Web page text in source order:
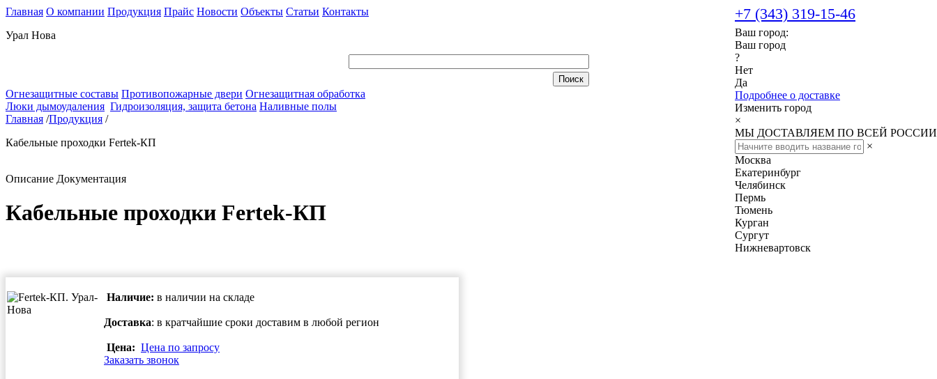
Главная О компании Продукция Прайс Новости Объекты Статьи Контакты
Урал Нова
+7 (343) 319-15-46
Ваш город:
Ваш город
?
Нет
Да
Подробнее о доставке
Изменить город
×
МЫ ДОСТАВЛЯЕМ ПО ВСЕЙ РОССИИ
×
Москва
Екатеринбург
Челябинск
Пермь
Тюмень
Курган
Сургут
Нижневартовск
Огнезащитные составы Противопожарные двери Огнезащитная обработка
Люки дымоудаления Гидроизоляция, защита бетона Наливные полы
Главная /Продукция /
Кабельные проходки Fertek-КП
Описание Документация
Кабельные проходки Fertek-КП
Наличие: в наличии на складе
Доставка: в кратчайшие сроки доставим в любой регион
Цена: Цена по запросу
Заказать звонок